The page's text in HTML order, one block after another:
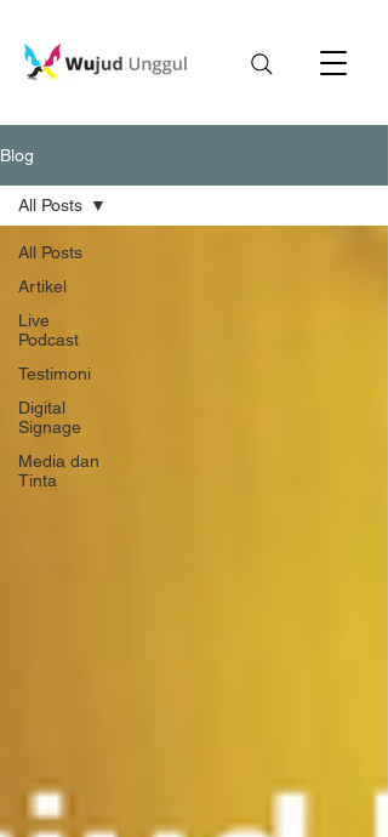
Blog
All Posts
Artikel
Live
Podcast
Testimoni
Digital
Signage
Media dan
Tinta
All Posts